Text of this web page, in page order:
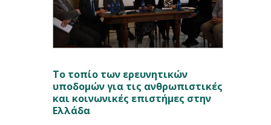
Το τοπίο των ερευνητικών
υποδομών για τις ανθρωπιστικές
και κοινωνικές επιστήμες στην
Ελλάδα